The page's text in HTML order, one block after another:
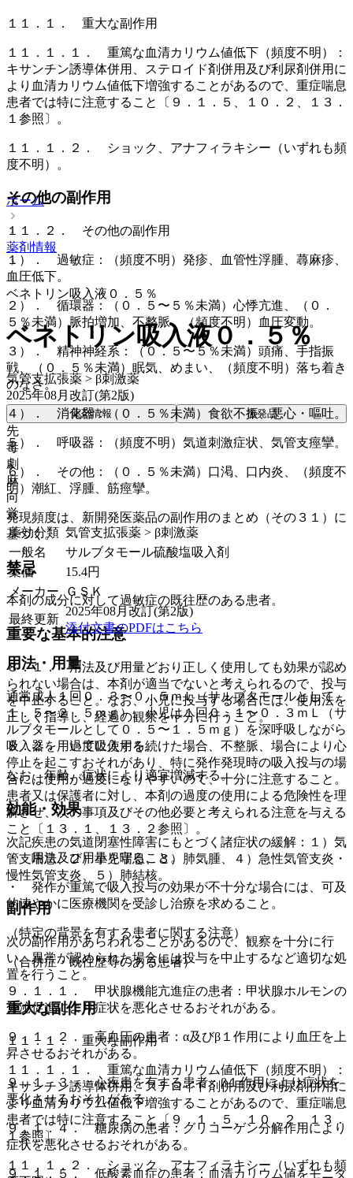
１１．１． 重大な副作用
１１．１．１． 重篤な血清カリウム値低下（頻度不明）：
キサンチン誘導体併用、ステロイド剤併用及び利尿剤併用に
より血清カリウム値低下増強することがあるので、重症喘息
患者では特に注意すること〔９．１．５、１０．２、１３．
１参照〕。
１１．１．２． ショック、アナフィラキシー（いずれも頻
度不明）。
その他の副作用
１１．２． その他の副作用
１）． 過敏症：（頻度不明）発疹、血管性浮腫、蕁麻疹、
血圧低下。
２）． 循環器：（０．５〜５％未満）心悸亢進、（０．
５％未満）脈拍増加、不整脈、（頻度不明）血圧変動。
３）． 精神神経系：（０．５〜５％未満）頭痛、手指振
戦、（０．５％未満）眠気、めまい、（頻度不明）落ち着き
のなさ。
４）． 消化器：（０．５％未満）食欲不振、悪心・嘔吐。
５）． 呼吸器：（頻度不明）気道刺激症状、気管支痙攣。
６）． その他：（０．５％未満）口渇、口内炎、（頻度不
明）潮紅、浮腫、筋痙攣。
発現頻度は、新開発医薬品の副作用のまとめ（その３１）に
基づく。
禁忌
本剤の成分に対して過敏症の既往歴のある患者。
重要な基本的注意
８．１． 用法及び用量どおり正しく使用しても効果が認め
られない場合は、本剤が適当でないと考えられるので、投与
を中止すること。なお、小児に投与する場合には、使用法を
正しく指導し、経過の観察を十分に行うこと。
８．２． 過度に使用を続けた場合、不整脈、場合により心
停止を起こすおそれがあり、特に発作発現時の吸入投与の場
合には使用が過度になりやすいので、十分に注意すること。
患者又は保護者に対し、本剤の過度の使用による危険性を理
解させ、次の事項及びその他必要と考えられる注意を与える
こと〔１３．１、１３．２参照〕。
・ 用法及び用量を守ること。
・ 発作が重篤で吸入投与の効果が不十分な場合には、可及
的速やかに医療機関を受診し治療を求めること。
（特定の背景を有する患者に関する注意）
（合併症・既往歴等のある患者）
９．１．１． 甲状腺機能亢進症の患者：甲状腺ホルモンの
分泌促進により症状を悪化させるおそれがある。
９．１．２． 高血圧の患者：α及びβ１作用により血圧を上
昇させるおそれがある。
９．１．３． 心疾患を有する患者：β１作用により症状を
悪化させるおそれがある。
９．１．４． 糖尿病の患者：グリコーゲン分解作用により
症状を悪化させるおそれがある。
９．１．５． 低酸素血症の患者：血清カリウム値をモニタ
ホーム
薬剤情報
ベネトリン吸入液０．５％
ベネトリン吸入液０．５％
気管支拡張薬 > β刺激薬
2025年08月改訂(第2版)
薬剤情報 後発品
先
毒
劇
麻
向
覚
薬効分類 気管支拡張薬 > β刺激薬
一般名
サルブタモール硫酸塩吸入剤
薬価
15.4円
メーカー
ＧＳＫ
最終更新
2025年08月改訂(第2版)
添付文書のPDFはこちら
用法・用量
通常成人１回０．３〜０．５ｍＬ（サルブタモールとして
１．５〜２．５ｍｇ）、小児は１回０．１〜０．３ｍＬ（サ
ルブタモールとして０．５〜１．５ｍｇ）を深呼吸しながら
吸入器を用いて吸入する。
なお、年齢、症状により適宜増減する。
効能・効果
次記疾患の気道閉塞性障害にもとづく諸症状の緩解：１）気
管支喘息、２）小児喘息、３）肺気腫、４）急性気管支炎・
慢性気管支炎、５）肺結核。
副作用
次の副作用があらわれることがあるので、観察を十分に行
い、異常が認められた場合には投与を中止するなど適切な処
置を行うこと。
重大な副作用
１１．１． 重大な副作用
１１．１．１． 重篤な血清カリウム値低下（頻度不明）：
キサンチン誘導体併用、ステロイド剤併用及び利尿剤併用に
より血清カリウム値低下増強することがあるので、重症喘息
患者では特に注意すること〔９．１．５、１０．２、１３．
１参照〕。
１１．１．２． ショック、アナフィラキシー（いずれも頻